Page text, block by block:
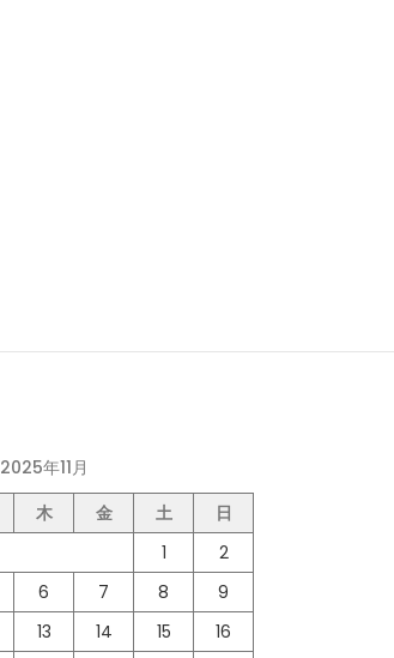
2025年11月
木 金 土
日
1
2
6 7 8
9
13 14 15
16